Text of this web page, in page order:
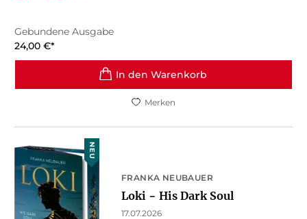
Gebundene Ausgabe
24,00 €*
In den Warenkorb
Merken
NEU
FRANKA NEUBAUER
Loki − His Dark Soul
17.07.2026